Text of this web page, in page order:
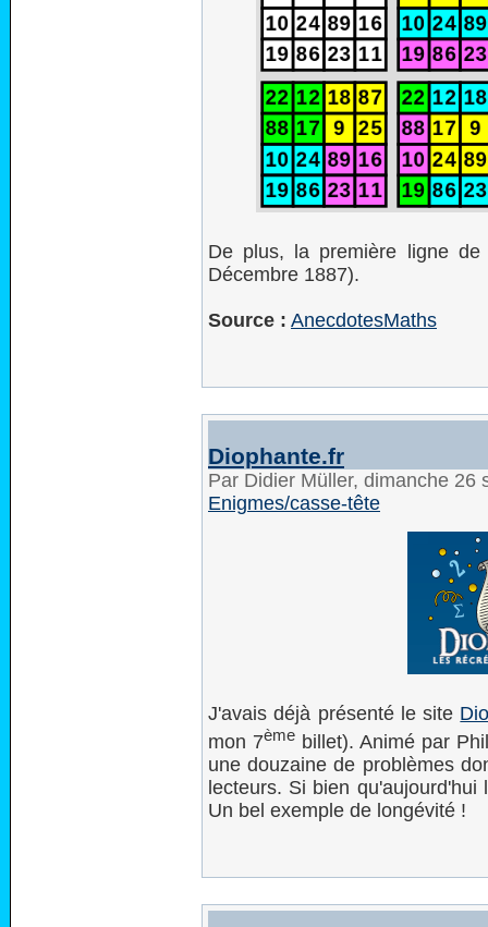
De plus, la première ligne
Décembre 1887).
Source : AnecdotesMaths
Diophante.fr
Par Didier Müller, dimanche
Enigmes/casse-tête
J'avais déjà présenté le site
mon 7èmebillet). Animé par
une douzaine de problèmes
lecteurs. Si bien
Un bel exemple de longévité !